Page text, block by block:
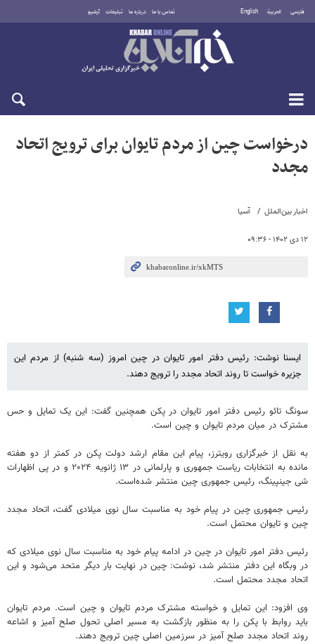
فارسی العربية English تماس با ما درباره ما تبلیغات آرشیو
پنجشنبه ۱۵ مرداد ۱۴۰۵
اخبار بین‌الملل آسیا
۱۲ دی ۱۴۰۲ - ۰۹:۳۶
درخواست چین از مردم تایوان برای ترویج اتحاد
مجدد
ایسنا نوشت: رئیس دفتر امور تایوان در چین امروز (سه شنبه) از مردم این
جزیره خواست تا روند اتحاد مجدد را ترویج دهند.
سونگ تائو رئیس دفتر امور تایوان در پکن همچنین گفت: این یک تمایل و حس
مشترک در میان مردم تایوان و چین است.
به نقل از خبرگزاری رویترز، پیام این مقام ارشد دولت پکن در کمتر از دو هفته
مانده به انتخابات ریاست جمهوری و پارلمانی در ۱۳ ژانویه ۲۰۲۴ و در پی اظهارات
شی جینپینگ، رئیس جمهوری چین منتشر شده‌است.
رئیس جمهوری چین در پیام خود به مناسبت سال نوی میلادی گفت، اتحاد مجدد
چین و تایوان محتمل است.
رئیس دفتر امور تایوان در چین در ادامه پیام خود به مناسبت سال نوی میلادی که
در وبگاه این دفتر منتشر شد، نوشت: چین در نهایت بار دیگر متحد می‌شود و این
اتحاد مجدد محتمل است.
وی افزود: این تمایل و خواسته مشترک مردم تایوان و چین است. مردم تایوان
باید روابط با پکن را به منظور بازگشت به مسیر اصلی تحول صلح آمیز و اشاعه
روند اتحاد مجدد صلح آمیز در سرزمین اصلی چین ترویج دهند.